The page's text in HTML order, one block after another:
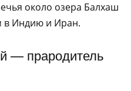
около озера Балхаш
в Индию и Иран.
— прародитель